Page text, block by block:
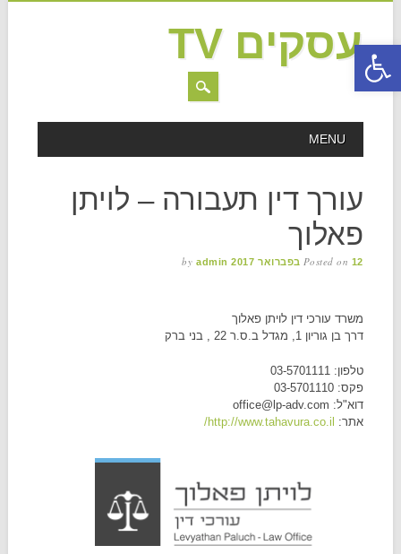
פתח סרגל נגישות
עסקים TV
MAIN MENU
MENU
עורך דין תעבורה – לויתן
פאלוך
Posted on 12 בפברואר 2017 by admin
משרד עורכי דין לויתן פאלוך
דרך בן גוריון 1, מגדל ב.ס.ר 22 , בני ברק
טלפון: 03-5701111
פקס: 03-5701110
דוא"ל: office@lp-adv.com
אתר: http://www.tahavura.co.il/